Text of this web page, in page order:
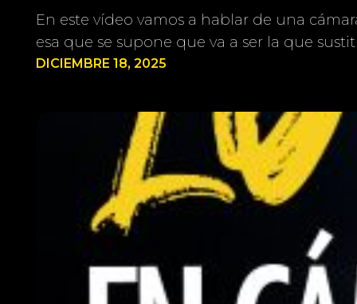
En este vídeo vamos a hablar de una
esa que se supone que va a ser la que
DICIEMBRE 18, 2025